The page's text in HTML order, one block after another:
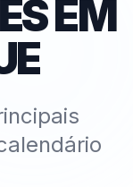
EM